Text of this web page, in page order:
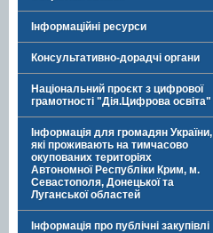
Інформаційні ресурси
Консультативно-дорадчі органи
Національний проєкт з цифрової
грамотності "Дія.Цифрова освіта"
Інформація для громадян України,
які проживають на тимчасово
окупованих територіях
Автономної Республіки Крим, м.
Севастополя, Донецької та
Луганської областей
Інформація про публічні закупівлі